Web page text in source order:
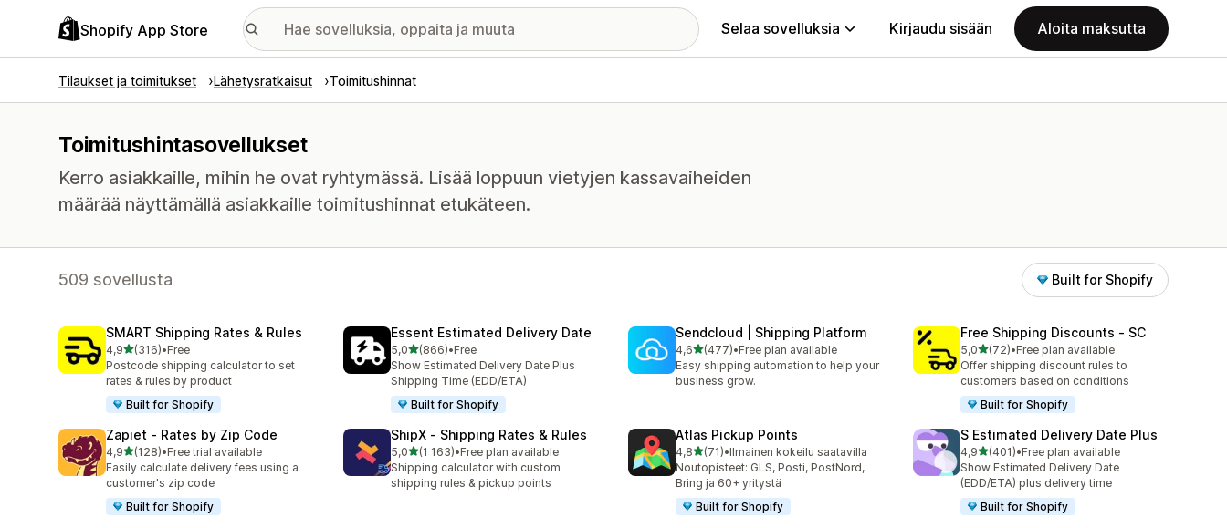
Shopify App Store Selaa sovelluksia Kirjaudu sisään Aloita maksutta
Tilaukset ja toimitukset Lähetysratkaisut Toimitushinnat
Toimitushintasovellukset
Kerro asiakkaille, mihin he ovat ryhtymässä. Lisää loppuun vietyjen kassavaiheiden
määrää näyttämällä asiakkaille toimitushinnat etukäteen.
509 sovellusta Built for Shopify
SMART Shipping Rates & Rules
4,9/ 5 tähteä
(316)
316 arvostelua yhteensä
•Free
Postcode shipping calculator to set
rates & rules by product
Built for Shopify
Essent Estimated Delivery Date
5,0/ 5 tähteä
(866)
866 arvostelua yhteensä
•Free
Show Estimated Delivery Date Plus
Shipping Time (EDD/ETA)
Built for Shopify
Sendcloud | Shipping Platform
4,6/ 5 tähteä
(477)
477 arvostelua yhteensä
•Free plan available
Easy shipping automation to help your
business grow.
Free Shipping Discounts ‑ SC
5,0/ 5 tähteä
(72)
72 arvostelua yhteensä
•Free plan available
Offer shipping discount rules to
customers based on conditions
Built for Shopify
Zapiet ‑ Rates by Zip Code
4,9/ 5 tähteä
(128)
128 arvostelua yhteensä
•Free trial available
Easily calculate delivery fees using a
customer's zip code
Built for Shopify
ShipX ‑ Shipping Rates & Rules
5,0/ 5 tähteä
(1 163)
1163 arvostelua yhteensä
•Free plan available
Shipping calculator with custom
shipping rules & pickup points
Atlas Pickup Points
4,8/ 5 tähteä
(71)
71 arvostelua yhteensä
•Ilmainen kokeilu saatavilla
Noutopisteet: GLS, Posti, PostNord,
Bring ja 60+ yritystä
Built for Shopify
S Estimated Delivery Date Plus
4,9/ 5 tähteä
(401)
401 arvostelua yhteensä
•Free plan available
Show Estimated Delivery Date
(EDD/ETA) plus delivery time
Built for Shopify